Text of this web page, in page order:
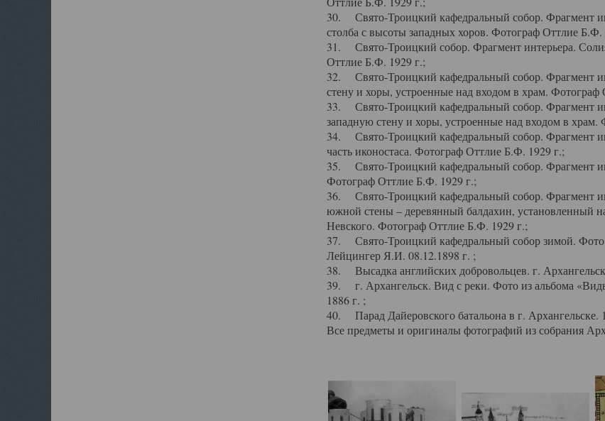
30. Свято-Троицкий кафедральный собор. Фрагмент
столба с высоты западных хоров. Фотограф Оттлие Б.Ф.
31. Свято-Троицкий собор. Фрагмент интерьера.
Оттлие Б.Ф. 1929 г.;
32. Свято-Троицкий кафедральный собор. Фрагмент
стену и хоры, устроенные над входом в храм.
33. Свято-Троицкий кафедральный собор. Фрагмент
западную стену и хоры, устроенные над входом в
34. Свято-Троицкий кафедральный собор. Фрагмент
часть иконостаса. Фотограф Оттлие Б.Ф. 1929 г.;
35. Свято-Троицкий кафедральный собор. Фрагмент
Фотограф Оттлие Б.Ф. 1929 г.;
36. Свято-Троицкий кафедральный собор. Фрагмент
южной стены – деревянный балдахин, установленный
Невского. Фотограф Оттлие Б.Ф. 1929 г.;
37. Свято-Троицкий кафедральный собор зимой.
Лейцингер Я.И. 08.12.1898 г. ;
38. Высадка английских добровольцев. г.
39. г. Архангельск. Вид с реки. Фото из альбома
1886 г. ;
40. Парад Дайеровского батальона в г.
Все предметы и оригиналы фотографий из собрания